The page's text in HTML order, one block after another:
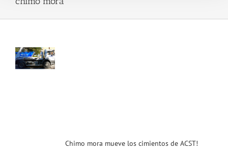
Chimo mora mueve los cimientos de ACST!